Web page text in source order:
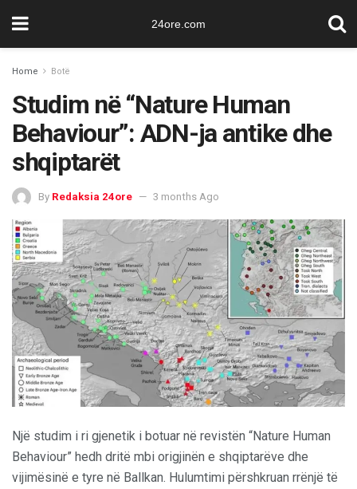
24ore.com
Home Botë
Studim në “Nature Human
Behaviour”: ADN-ja antike dhe
shqiptarët
By Redaksia 24ore 3 months Ago
Një studim i ri gjenetik i botuar në revistën “Nature Human
Behaviour” hedh dritë mbi origjinën e shqiptarëve dhe
vijimësinë e tyre në Ballkan. Hulumtimi përshkruan rrënjë të